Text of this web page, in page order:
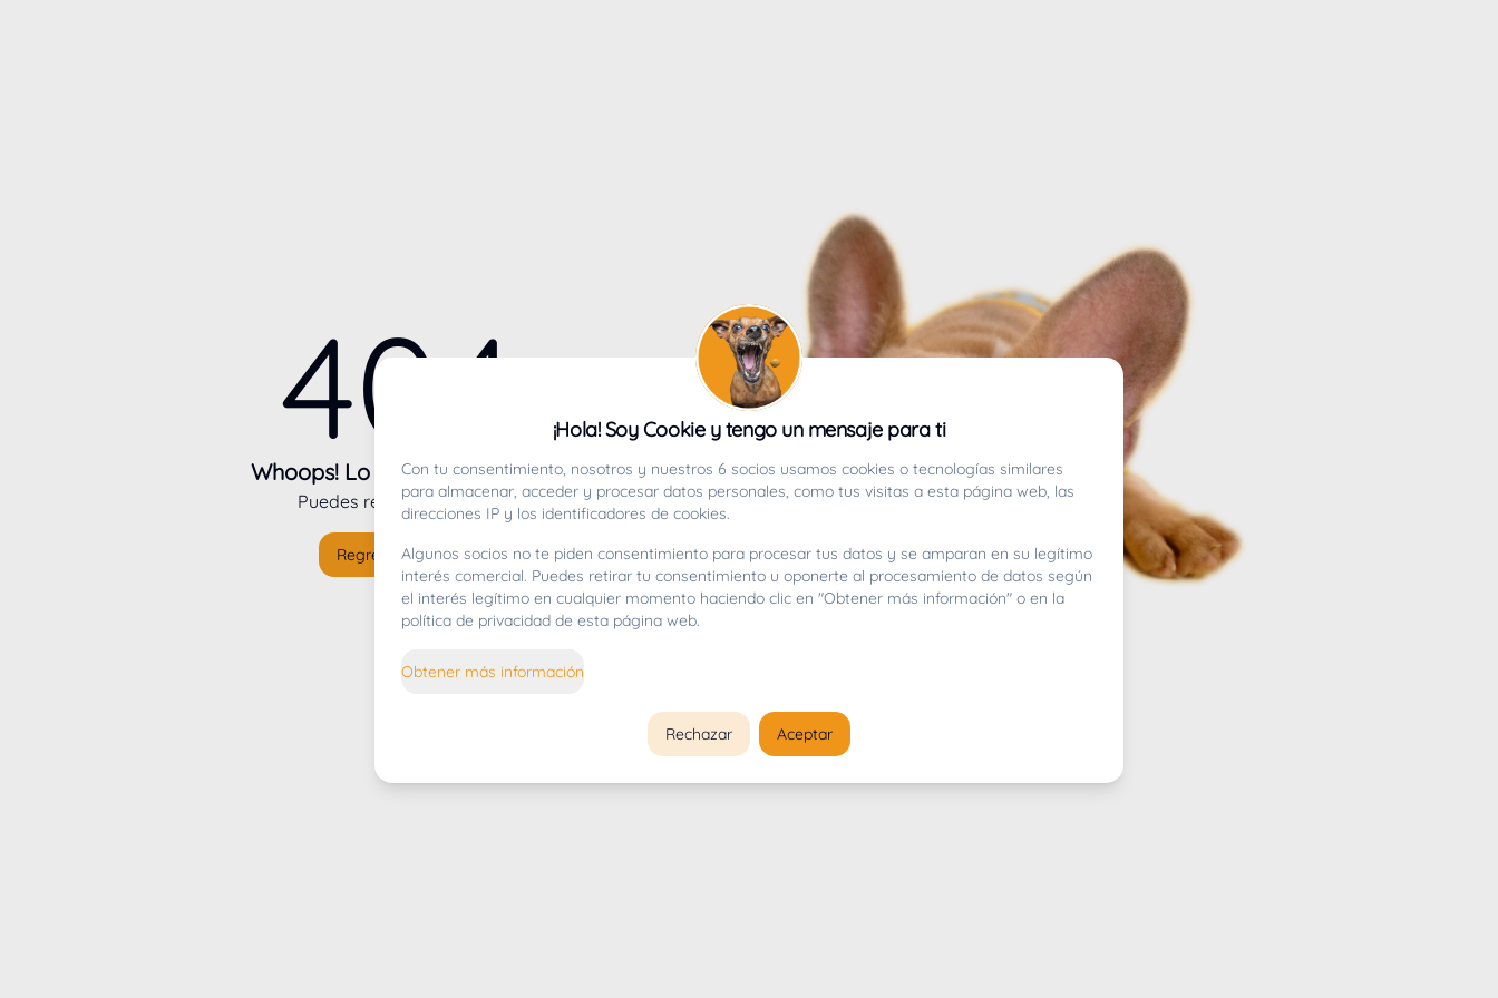
404
Whoops! Lo sentimos mucho.
Puedes regresar alinicio
Regresar al inicio
¡Hola! Soy Cookie y tengo un mensaje para ti
Con tu consentimiento, nosotros y nuestros 6 socios usamos cookies o tecnologías similares
para almacenar, acceder y procesar datos personales, como tus visitas a esta página web, las
direcciones IP y los identificadores de cookies.
Algunos socios no te piden consentimiento para procesar tus datos y se amparan en su legítimo
interés comercial. Puedes retirar tu consentimiento u oponerte al procesamiento de datos según
el interés legítimo en cualquier momento haciendo clic en "Obtener más información" o en la
política de privacidad de esta página web.
Obtener más información
Rechazar Aceptar